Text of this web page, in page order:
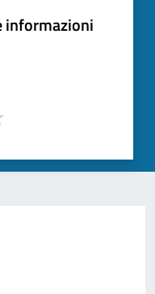
informazioni